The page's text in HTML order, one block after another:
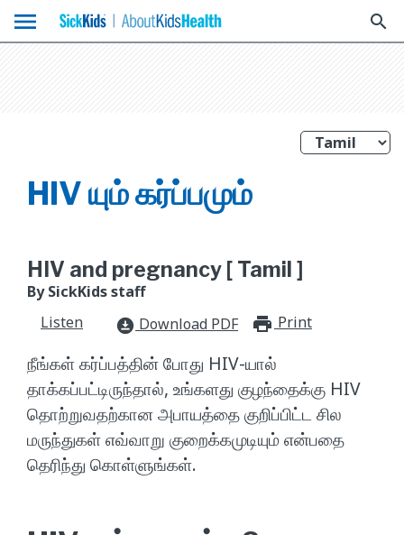
menu search
HIV யும் கர்ப்பமும்
HIV and pregnancy [ Tamil ]
By SickKids staff
Listen
download_for_offline Download PDF Print
நீங்கள் கர்ப்பத்தின் போது HIV-யால்
தாக்கப்பட்டிருந்தால், உங்களது குழந்தைக்கு HIV
தொற்றுவதற்கான அபாயத்தை குறிப்பிட்ட சில
மருந்துகள் எவ்வாறு குறைக்கமுடியும் என்பதை
தெரிந்து கொள்ளுங்கள்.